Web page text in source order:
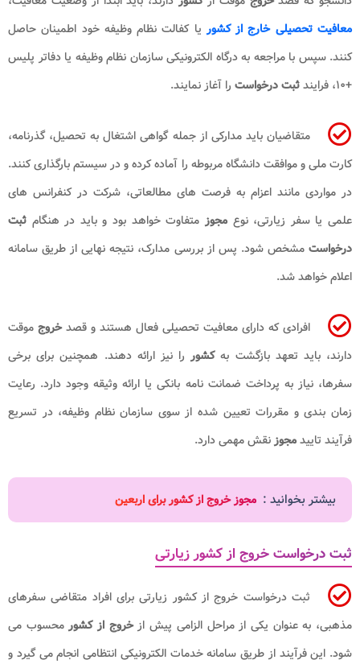
معافیت تحصیلی خارج از کشوریا کفالت نظام وظیفه خود اطمینان حاصل
کنند. سپس با مراجعه به درگاه الکترونیکی سازمان نظام وظیفه یا دفاتر پلیس
+۱۰، فرایند
ثبت درخواست را آغاز نمایند.
متقاضیان باید مدارکی از جمله گواهی اشتغال به تحصیل، گذرنامه،
کارت ملی و موافقت دانشگاه مربوطه را آماده کرده و در سیستم بارگذاری کنند.
در مواردی مانند اعزام به فرصت های مطالعاتی، شرکت در کنفرانس های
علمی یا سفر زیارتی، نوعمجوز متفاوت خواهد بود و باید در هنگام ثبت
درخواستمشخص شود. پس از بررسی مدارک، نتیجه نهایی از طریق سامانه
اعلام خواهد شد.
افرادی که دارای معافیت تحصیلی فعال هستند و قصدخروج موقت
دارند، باید تعهد بازگشت بهکشور را نیز ارائه دهند. همچنین برای برخی
سفرها، نیاز به پرداخت ضمانت نامه بانکی یا ارائه وثیقه وجود دارد. رعایت
زمان بندی و مقررات تعیین شده از سوی سازمان نظام وظیفه، در تسریع
فرآیند تاییدمجوزنقش مهمی دارد.
بیشتر بخوانید : مجوز خروج از کشور برای اربعین
ثبت درخواست خروج از کشور زیارتی
ثبت درخواست خروج از کشور زیارتی برای افراد متقاضی سفرهای
مذهبی، به عنوان یکی از مراحل الزامی پیش ازخروج از کشورمحسوب می
شود. این فرآیند از طریق سامانه خدمات الکترونیکی انتظامی انجام می گیرد و